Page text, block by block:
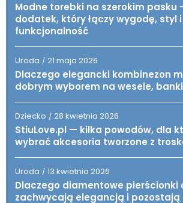
Modne torebki na szerokim pasku
dodatek, który łączy wygodę, styl
funkcjonalność
Uroda / 21 maja 2026
Dlaczego elegancki kombinezon
dobrym wyborem na wesele,
Dziecko / 28 kwietnia 2026
StiuLove.pl — kilka powodów, dla
wybrać akcesoria tworzone z
Uroda / 13 kwietnia 2026
Dlaczego diamentowe pierścionki
zachwycają elegancją i pozostają